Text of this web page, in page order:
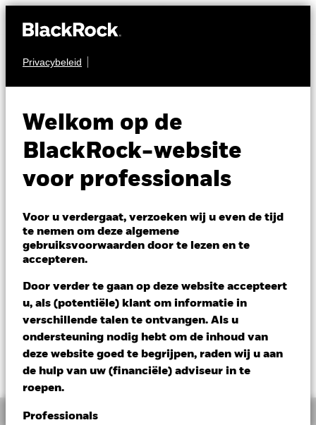
Privacybeleid
Welkom op de
BlackRock-website
voor professionals
Voor u verdergaat, verzoeken wij u even de tijd
te nemen om deze algemene
gebruiksvoorwaarden door te lezen en te
accepteren.
Door verder te gaan op deze website accepteert
u, als (potentiële) klant om informatie in
verschillende talen te ontvangen. Als u
ondersteuning nodig hebt om de inhoud van
deze website goed te begrijpen, raden wij u aan
de hulp van uw (financiële) adviseur in te
roepen.
Professionals
AANDELEN
Fund
NAV per 28/feb/2022
EUR 47,63
Verandering NAV 1 dag per 28/feb/2022
EUR -28,69 (-37,59%)
Morningstar Rating
Overzicht